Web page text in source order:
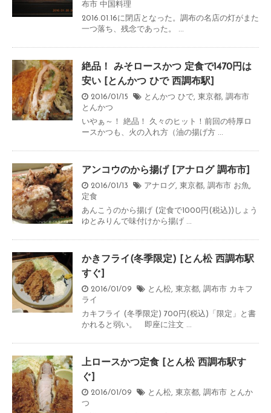
布市 中国料理
2016.01.16に閉店となった。調布の名店の灯がまた
一つ落ち、残念であった。 ...
絶品！ みそロースかつ 定食で1470円は
安い [とんかつ ひで 西調布駅]
2016/01/15 とんかつ ひで, 東京都, 調布市
とんかつ
いやぁ～！ 絶品！ 久々のヒット！前回の特厚ロ
ースかつも、火の入れ方（油の揚げ方 ...
アンコウのから揚げ [アナログ 調布市]
2016/01/13 アナログ, 東京都, 調布市 お魚,
定食
あんこうのから揚げ (定食で1000円(税込))しょう
ゆとみりんで味付けから揚げ ...
かきフライ(冬季限定) [とん松 西調布駅
すぐ]
2016/01/09 とん松, 東京都, 調布市
カキフ
ライ
カキフライ (冬季限定) 700円(税込)「限定」と書
かれると弱い。 即座に注文 ...
上ロースかつ定食 [とん松 西調布駅す
ぐ]
2016/01/09 とん松, 東京都, 調布市
とんか
つ